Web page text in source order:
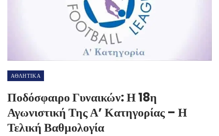
ΑΘΛΗΤΙΚΑ
Ποδόσφαιρο Γυναικών: Η 18η
Αγωνιστική Της Α’ Κατηγορίας – Η
Τελική Βαθμολογία